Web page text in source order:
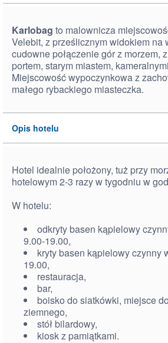
Karlobag to malownicza
Velebit, z prześlicznym widokiem na
cudowne połączenie gór z morzem,
portem, starym miastem,
Miejscowość wypoczynkowa z
małego rybackiego miasteczka.
Opis hotelu
Hotel idealnie położony, tuż przy
hotelowym 2-3 razy w tygodniu w
W hotelu:
odkryty basen kąpielowy
9.00-19.00,
kryty basen kąpielowy czynny
19.00,
restauracja,
bar,
boisko do siatkówki, miejsce
ziemnego,
stół bilardowy,
kiosk z pamiątkami.